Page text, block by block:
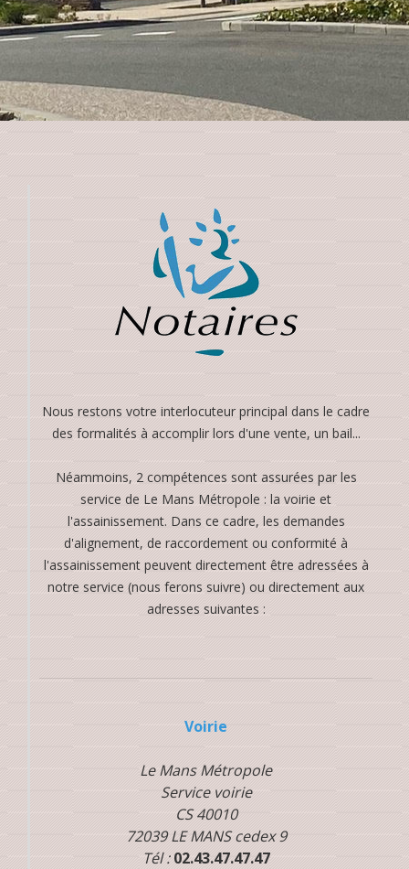
Nous restons votre interlocuteur principal dans le cadre
des formalités à accomplir lors d'une vente, un bail...
Néammoins, 2 compétences sont assurées par les
service de Le Mans Métropole : la voirie et
l'assainissement. Dans ce cadre, les demandes
d'alignement, de raccordement ou conformité à
l'assainissement peuvent directement être adressées à
notre service (nous ferons suivre) ou directement aux
adresses suivantes :
Voirie
Le Mans Métropole
Service voirie
CS 40010
72039 LE MANS cedex 9
Tél :02.43.47.47.47